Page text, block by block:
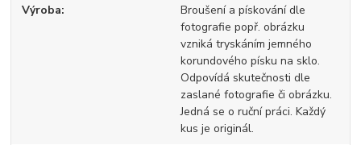
Výroba
Broušení a pískování dle
fotografie popř. obrázku
vzniká tryskáním jemného
korundového písku na sklo.
Odpovídá skutečnosti dle
zaslané fotografie či obrázku.
Jedná se o ruční práci. Každý
kus je originál.